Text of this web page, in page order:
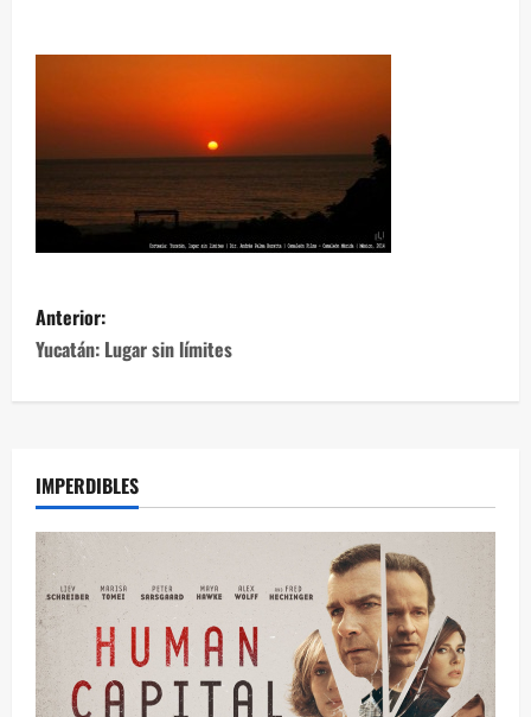
Anterior:
Yucatán: Lugar sin límites
IMPERDIBLES